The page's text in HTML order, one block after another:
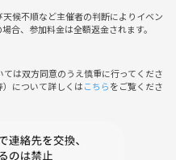
近 集合
お集まりください。
候不順など主催者の判断によりイベン
合、参加料金は全額返金されます。
は双方同意のうえ慎重に行ってくださ
について詳しくはこちらをご覧くださ